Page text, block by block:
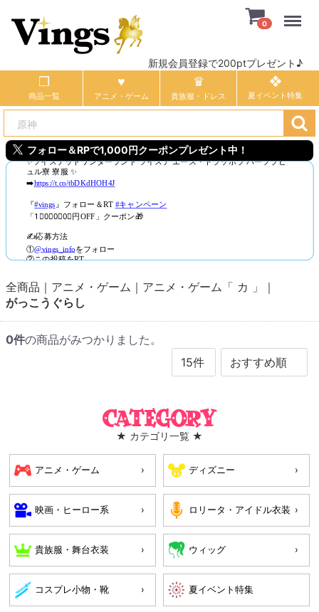
新規会員登録で200ptプレゼント♪
0
商品一覧 アニメ・ゲーム 貴族服・ドレス
フォロー＆RPで1,000円クーポンプレゼント中！
全商品 アニメ・ゲーム
アニメ・ゲーム「 カ 」
がっこうぐらし
0件の商品がみつかりました。
Category
★ カテゴリ一覧 ★
アニメ・ゲーム ディズニー
映画・ヒーロー系 ロリータ・アイドル衣装
貴族服・舞台衣装 ウィッグ
コスプレ小物・靴